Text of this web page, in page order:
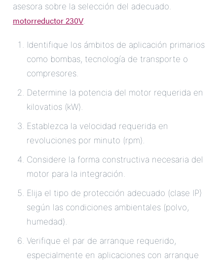
asesora sobre la selección del adecuado.
motorreductor 230V.
Identifique los ámbitos de aplicación primarios
como bombas, tecnología de transporte o
compresores.
Determine la potencia del motor requerida en
kilovatios (kW).
Establezca la velocidad requerida en
revoluciones por minuto (rpm).
Considere la forma constructiva necesaria del
motor para la integración.
Elija el tipo de protección adecuado (clase IP)
según las condiciones ambientales (polvo,
humedad).
Verifique el par de arranque requerido,
especialmente en aplicaciones con arranque